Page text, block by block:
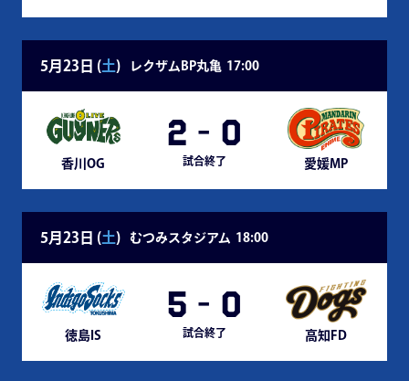
5月23日 (土) レクザムBP丸亀 17:00
香川OG
2 - 0
試合終了 愛媛MP
5月23日 (土) むつみスタジアム 18:00
徳島IS
5 - 0
試合終了 高知FD